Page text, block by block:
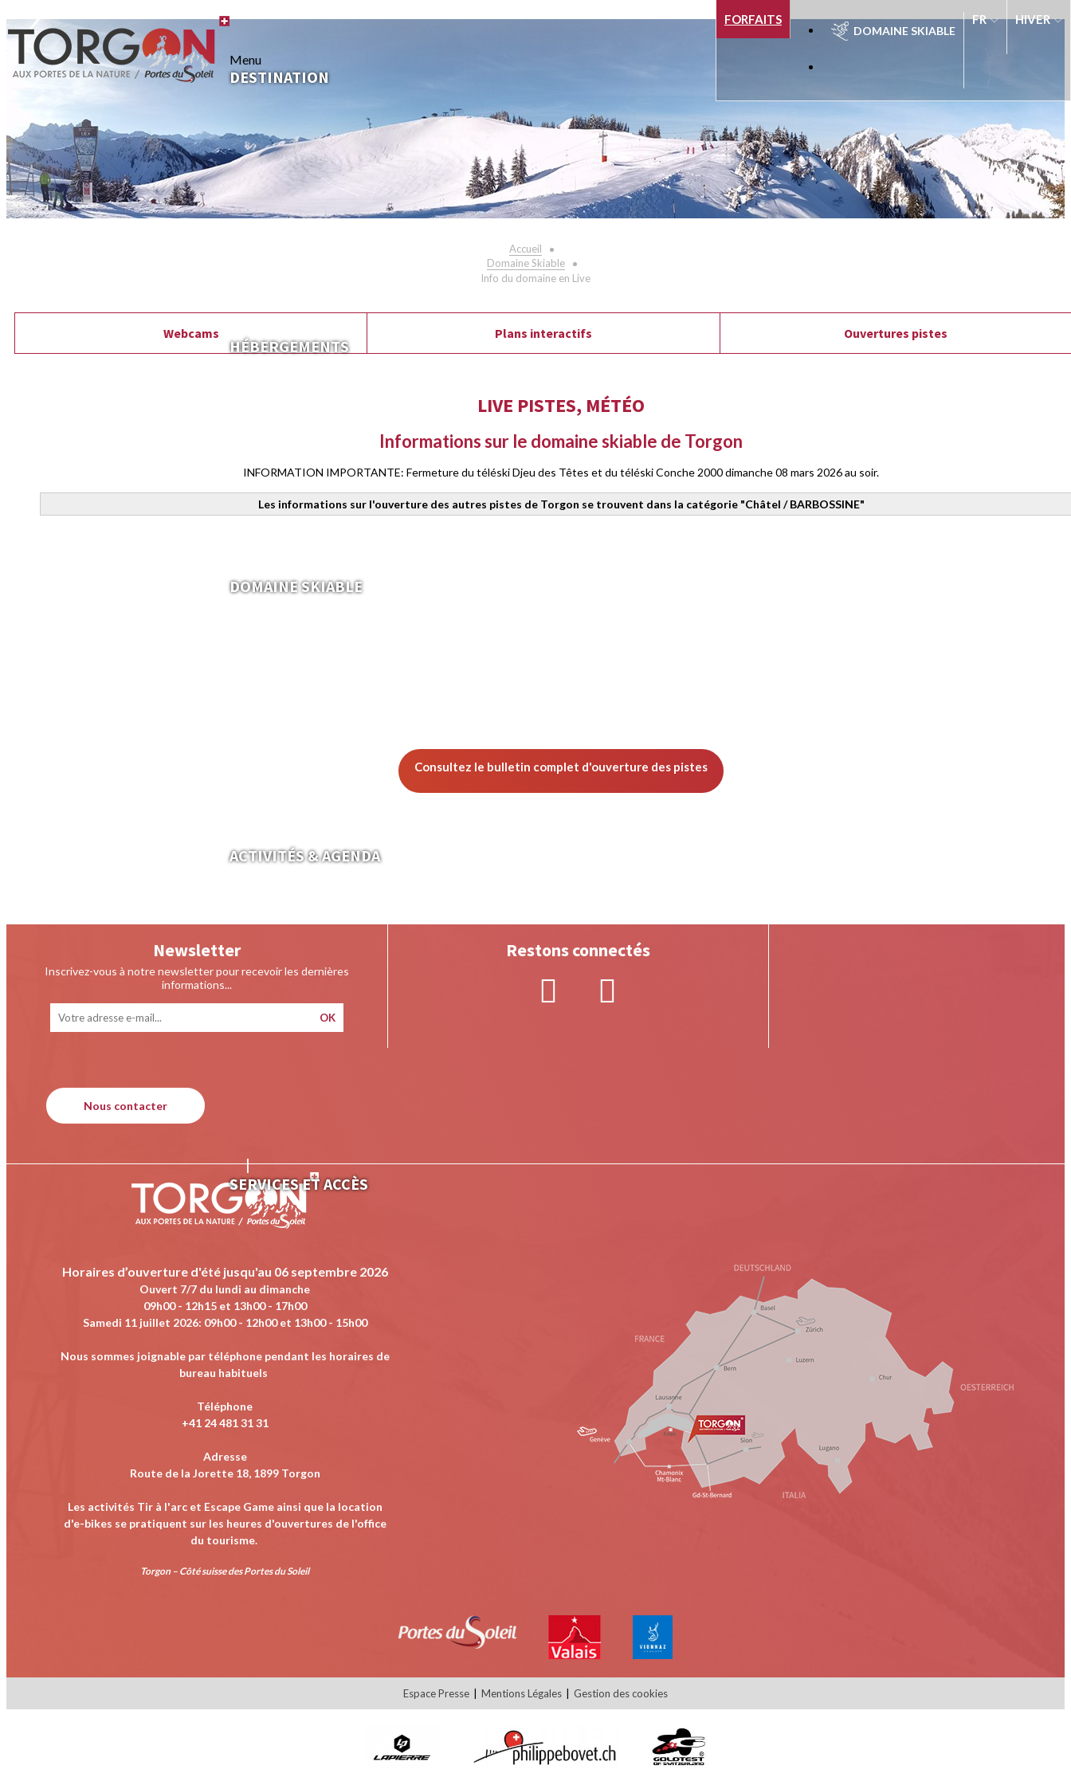
Menu
DESTINATION
HÉBERGEMENTS
DOMAINE SKIABLE
ACTIVITÉS & AGENDA
SERVICES ET ACCÈS
FORFAITS
DOMAINE SKIABLE
HIVER
Accueil
Domaine Skiable
Info du domaine en Live
Webcams Plans interactifs Ouvertures pistes
LIVE PISTES, MÉTÉO
Informations sur le domaine skiable de Torgon
INFORMATION IMPORTANTE: Fermeture du téléski Djeu des Têtes et du téléski Conche 2000 dimanche 08 mars 2026 au soir.
Les informations sur l'ouverture des autres pistes de Torgon se trouvent dans la catégorie "Châtel / BARBOSSINE"
Consultez le bulletin complet d'ouverture des pistes
Newsletter
Inscrivez-vous à notre newsletter pour recevoir les dernières
informations...
Restons connectés
Nous contacter
Horaires d’ouverture d'été jusqu'au 06 septembre 2026
Ouvert 7/7 du lundi au dimanche
09h00 - 12h15 et 13h00 - 17h00
Samedi 11 juillet 2026: 09h00 - 12h00 et 13h00 - 15h00
Nous sommes joignable par téléphone pendant les horaires de
bureau habituels
Téléphone
+41 24 481 31 31
Adresse
Route de la Jorette 18, 1899 Torgon
Les activités Tir à l'arc et Escape Game ainsi que la location
d'e-bikes se pratiquent sur les heures d'ouvertures de l'office
du tourisme.
Torgon – Côté suisse des Portes du Soleil
Espace Presse Mentions Légales Gestion des cookies